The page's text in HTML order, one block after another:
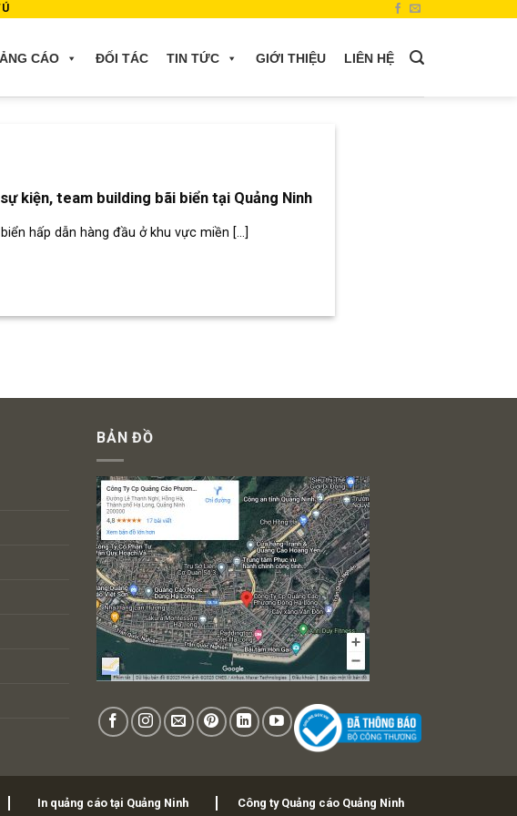
CÁO ĐỐI TÁC TIN TỨC GIỚI THIỆU LIÊN HỆ
kiện, team building bãi biển tại Quảng Ninh
hấp dẫn hàng đầu ở khu vực miền [...]
BẢN ĐỒ
In quảng cáo tại Quảng Ninh Công ty Quảng cáo Quảng Ninh